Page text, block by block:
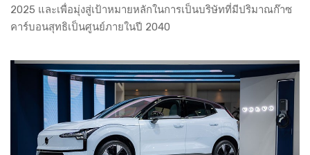
2025 และเพื่อมุ่งสู่เป้าหมายหลักในการเป็นบริษัทที่มีปริมาณก๊าซ
คาร์บอนสุทธิเป็นศูนย์ภายในปี 2040